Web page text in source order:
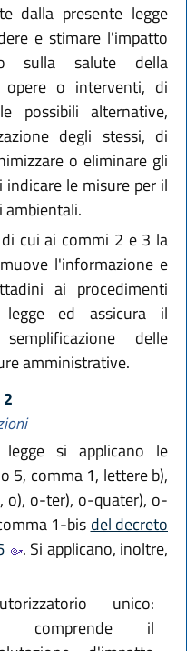
dalla presente legge
e stimare l'impatto
sulla salute della
opere o interventi, di
possibili alternative,
degli stessi, di
o eliminare gli
le misure per il
cui ai commi 2 e 3 la
l'informazione e
ai procedimenti
legge ed assicura il
delle
amministrative.
si applicano le
5, comma 1, lettere b),
o), o-ter), o-quater), o-
1-bis del decreto
. Si applicano, inoltre,
unico:
comprende il